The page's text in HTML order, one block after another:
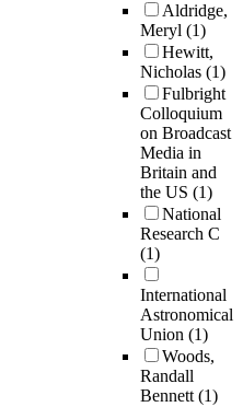
Aldridge,
Meryl (1)
Hewitt,
Nicholas (1)
Fulbright
Colloquium
on Broadcast
Media in
Britain and
the US (1)
National
Research C
(1)
International
Astronomical
Union (1)
Woods,
Randall
Bennett(1)